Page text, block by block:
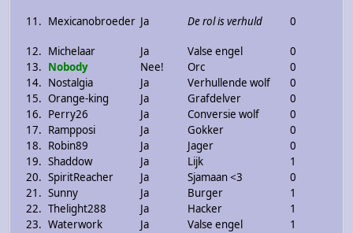
11. Mexicanobroeder Ja De rol is verhuld 0
12. Michelaar Ja Valse engel
0
13. Nobody Nee! Orc
0
14. Nostalgia Ja Verhullende wolf
0
15. Orange-king Ja Grafdelver
0
16. Perry26 Ja Conversie wolf
0
17. Rampposi Ja Gokker
0
18. Robin89 Ja Jager
0
19. Shaddow Ja Lijk
1
20. SpiritReacher Ja Sjamaan <3
0
21. Sunny Ja Burger
1
22. Thelight288 Ja Hacker
1
23. Waterwork Ja Valse engel 1